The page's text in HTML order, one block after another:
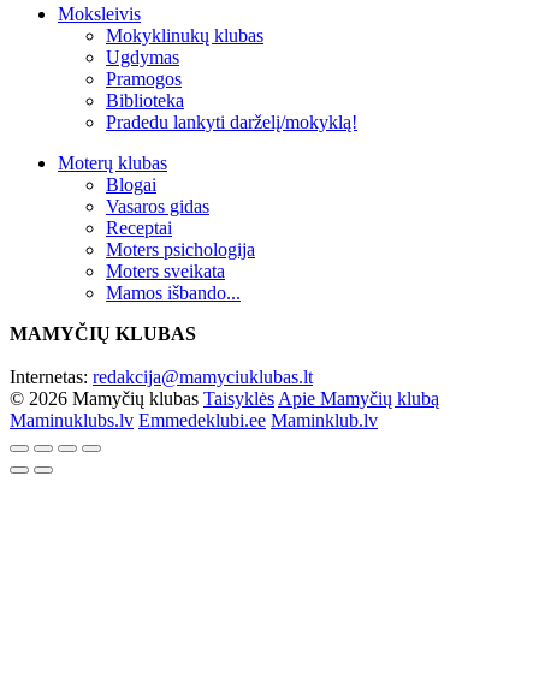
Moksleivis
Mokyklinukų klubas
Ugdymas
Pramogos
Biblioteka
Pradedu lankyti darželį/mokyklą!
Moterų klubas
Blogai
Vasaros gidas
Receptai
Moters psichologija
Moters sveikata
Mamos išbando...
MAMYČIŲ KLUBAS
Internetas: redakcija@mamyciuklubas.lt
© 2026 Mamyčių klubas Taisyklės Apie Mamyčių klubą
Maminuklubs.lv Emmedeklubi.ee Maminklub.lv